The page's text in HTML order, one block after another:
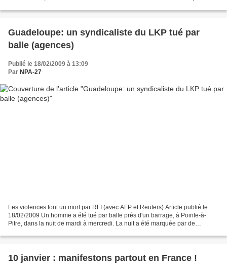
Guadeloupe: un syndicaliste du LKP tué par
balle (agences)
Publié le 18/02/2009 à 13:09
Par NPA-27
Les violences font un mort par RFI (avec AFP et Reuters) Article publié le
18/02/2009 Un homme a été tué par balle près d'un barrage, à Pointe-à-
Pitre, dans la nuit de mardi à mercredi. La nuit a été marquée par de
10 janvier : manifestons partout en France !